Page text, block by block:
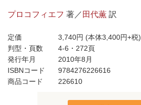
プロコフィエフ 著／ 田代薫 訳
定価 3,740円 (本体3,400円+税)
判型・頁数
4-6・272頁
発行年月
2010年8月
ISBNコード
9784276226616
商品コード
226610